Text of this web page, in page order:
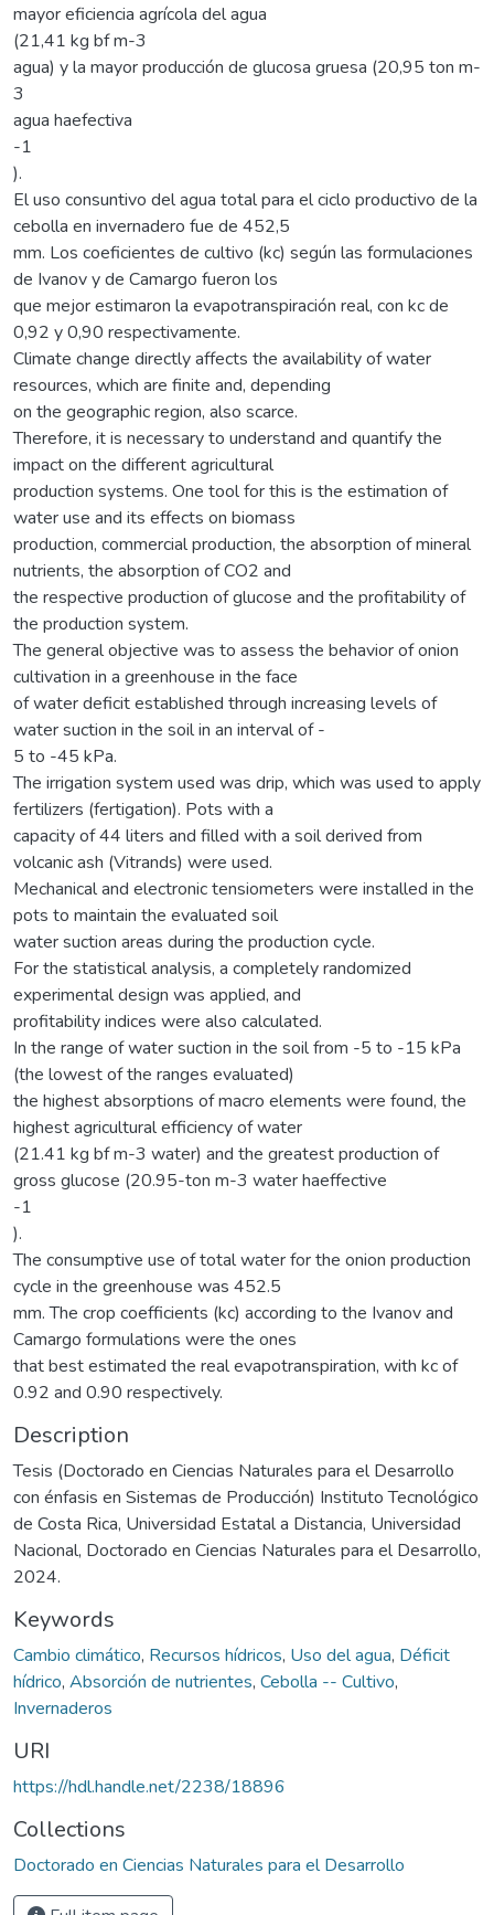
mayor eficiencia agrícola del agua
(21,41 kg bf m-3
agua) y la mayor producción de glucosa gruesa (20,95 ton m-
3
agua haefectiva
-1
).
El uso consuntivo del agua total para el ciclo productivo de la
cebolla en invernadero fue de 452,5
mm. Los coeficientes de cultivo (kc) según las formulaciones
de Ivanov y de Camargo fueron los
que mejor estimaron la evapotranspiración real, con kc de
0,92 y 0,90 respectivamente.
Climate change directly affects the availability of water
resources, which are finite and, depending
on the geographic region, also scarce.
Therefore, it is necessary to understand and quantify the
impact on the different agricultural
production systems. One tool for this is the estimation of
water use and its effects on biomass
production, commercial production, the absorption of mineral
nutrients, the absorption of CO2 and
the respective production of glucose and the profitability of
the production system.
The general objective was to assess the behavior of onion
cultivation in a greenhouse in the face
of water deficit established through increasing levels of
water suction in the soil in an interval of -
5 to -45 kPa.
The irrigation system used was drip, which was used to apply
fertilizers (fertigation). Pots with a
capacity of 44 liters and filled with a soil derived from
volcanic ash (Vitrands) were used.
Mechanical and electronic tensiometers were installed in the
pots to maintain the evaluated soil
water suction areas during the production cycle.
For the statistical analysis, a completely randomized
experimental design was applied, and
profitability indices were also calculated.
In the range of water suction in the soil from -5 to -15 kPa
(the lowest of the ranges evaluated)
the highest absorptions of macro elements were found, the
highest agricultural efficiency of water
(21.41 kg bf m-3 water) and the greatest production of
gross glucose (20.95-ton m-3 water haeffective
-1
).
The consumptive use of total water for the onion production
cycle in the greenhouse was 452.5
mm. The crop coefficients (kc) according to the Ivanov and
Camargo formulations were the ones
that best estimated the real evapotranspiration, with kc of
0.92 and 0.90 respectively.
Description
Tesis (Doctorado en Ciencias Naturales para el Desarrollo
con énfasis en Sistemas de Producción) Instituto Tecnológico
de Costa Rica, Universidad Estatal a Distancia, Universidad
Nacional, Doctorado en Ciencias Naturales para el Desarrollo,
2024.
Keywords
Cambio climático, Recursos hídricos, Uso del agua, Déficit
hídrico, Absorción de nutrientes, Cebolla -- Cultivo,
Invernaderos
URI
https://hdl.handle.net/2238/18896
Collections
Doctorado en Ciencias Naturales para el Desarrollo